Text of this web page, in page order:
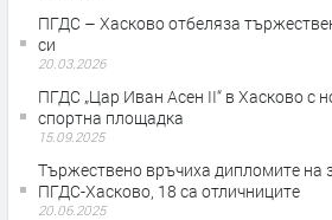
ПГДС – Хасково отбеляза
си
20.03.2026
ПГДС „Цар Иван Асен II“ в Хасково с
спортна площадка
15.09.2025
Тържествено връчиха дипломите на
ПГДС-Хасково, 18 са отличниците
20.06.2025